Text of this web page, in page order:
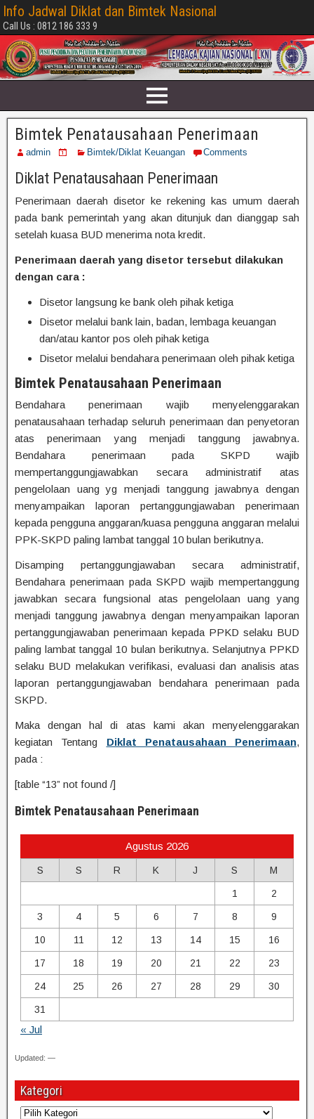
Info Jadwal Diklat dan Bimtek Nasional
Call Us : 0812 186 333 9
Bimtek Penatausahaan Penerimaan
admin Bimtek/Diklat Keuangan Comments
Diklat Penatausahaan Penerimaan
Penerimaan daerah disetor ke rekening kas umum daerah
pada bank pemerintah yang akan ditunjuk dan dianggap sah
setelah kuasa BUD menerima nota kredit.
Penerimaan daerah yang disetor tersebut dilakukan
dengan cara :
Disetor langsung ke bank oleh pihak ketiga
Disetor melalui bank lain, badan, lembaga keuangan
dan/atau kantor pos oleh pihak ketiga
Disetor melalui bendahara penerimaan oleh pihak ketiga
Bimtek Penatausahaan Penerimaan
Bendahara penerimaan wajib menyelenggarakan
penatausahaan terhadap seluruh penerimaan dan penyetoran
atas penerimaan yang menjadi tanggung jawabnya.
Bendahara penerimaan pada SKPD wajib
mempertanggungjawabkan secara administratif atas
pengelolaan uang yg menjadi tanggung jawabnya dengan
menyampaikan laporan pertanggungjawaban penerimaan
kepada pengguna anggaran/kuasa pengguna anggaran melalui
PPK-SKPD paling lambat tanggal 10 bulan berikutnya.
Disamping pertanggungjawaban secara administratif,
Bendahara penerimaan pada SKPD wajib mempertanggung
jawabkan secara fungsional atas pengelolaan uang yang
menjadi tanggung jawabnya dengan menyampaikan laporan
pertanggungjawaban penerimaan kepada PPKD selaku BUD
paling lambat tanggal 10 bulan berikutnya. Selanjutnya PPKD
selaku BUD melakukan verifikasi, evaluasi dan analisis atas
laporan pertanggungjawaban bendahara penerimaan pada
SKPD.
Maka dengan hal di atas kami akan menyelenggarakan
kegiatan Tentang Diklat Penatausahaan Penerimaan,
pada :
[table “13” not found /]
Bimtek Penatausahaan Penerimaan
Agustus 2026
S S R K J S M
1 2
3 4 5 6 7 8 9
10 11 12 13 14 15 16
17 18 19 20 21 22 23
24 25 26 27 28 29 30
31
« Jul
Updated: —
Kategori